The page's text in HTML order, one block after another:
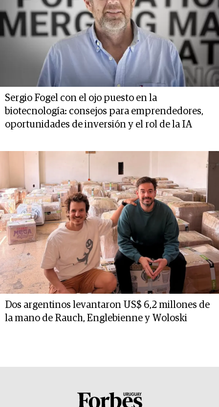
Sergio Fogel con el ojo puesto en la
biotecnología: consejos para emprendedores,
oportunidades de inversión y el rol de la IA
Dos argentinos levantaron US$ 6,2 millones de
la mano de Rauch, Englebienne y Woloski